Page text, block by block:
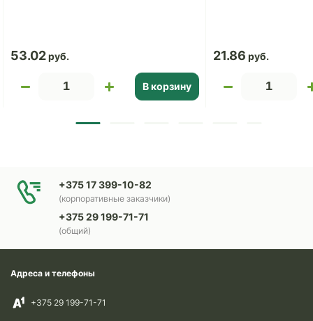
53.02
В корзину
21.86
+375 17 399-10-82
(корпоративные заказчики)
+375 29 199-71-71
(общий)
Адреса и телефоны
+375 29 199-71-71